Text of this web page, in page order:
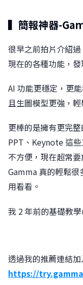
▍簡報神器-
很早之前拍片介紹
現在的各種功能，發
AI 功能更穩定，更
且生圖模型更強，
更棒的是擁有更完
PPT、Keynote 這
不方便，現在超常
Gamma 真的輕鬆
用看看。
我 2 年前的基礎教
透過我的推薦連結加
https://